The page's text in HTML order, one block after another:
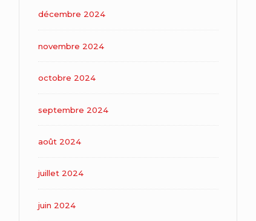
décembre 2024
novembre 2024
octobre 2024
septembre 2024
août 2024
juillet 2024
juin 2024